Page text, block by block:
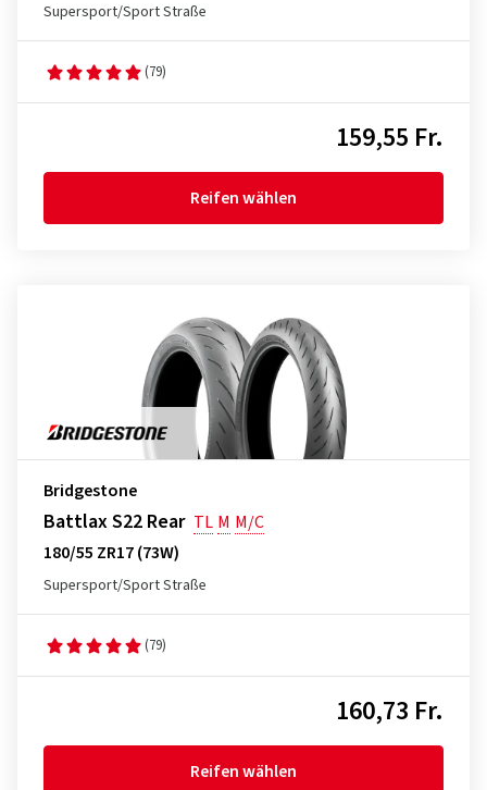
Supersport/Sport Straße
(79)
159,55 Fr.
Reifen wählen
Bridgestone
Battlax S22 Rear TL M M/C
180/55 ZR17 (73W)
Supersport/Sport Straße
(79)
160,73 Fr.
Reifen wählen